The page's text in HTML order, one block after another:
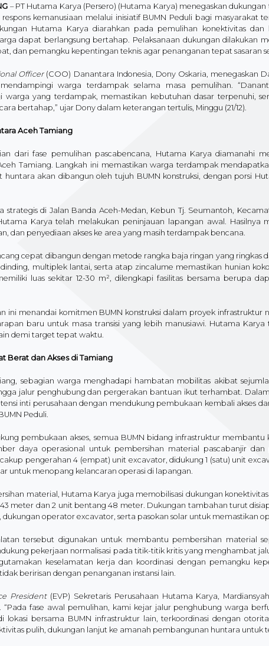
– PT Hutama Karya (Persero) (Hutama Karya) menegaskan
kemanusiaan melalui inisiatif BUMN Peduli bagi masyarakat
Hutama Karya diarahkan pada pemulihan konektivitas
dapat berlangsung bertahap. Pelaksanaan dukungan dilakukan
dan pemangku kepentingan teknis agar penanganan tepat sasaran
Officer(COO) Danantara Indonesia, Dony Oskaria, menegaskan
warga terdampak selama masa pemulihan.
warga yang terdampak, memastikan kebutuhan dasar terpenuhi,
bertahap,” ujar Dony dalam keterangan tertulis, Minggu (21/12).​
Aceh Tamiang
dari fase pemulihan pascabencana, Hutama Karya diamanahi
Tamiang. Langkah ini memastikan warga terdampak
huntara akan dibangun oleh tujuh BUMN konstruksi, dengan porsi
strategis di Jalan Banda Aceh-Medan, Kebun Tj. Seumantoh,
Karya telah melakukan peninjauan lapangan awal. Hasilnya
dan penyediaan akses ke area yang masih terdampak bencana.
cepat dibangun dengan metode rangka baja ringan yang ringkas
multiplek lantai, serta atap zincalume memastikan hunian
luas sekitar 12-30 m², dilengkapi fasilitas bersama berupa
ini menandai komitmen BUMN konstruksi dalam proyek infrastruktur
baru untuk masa transisi yang lebih manusiawi. Hutama
demi target tepat waktu.
Berat dan Akses di Tamiang
sebagian warga menghadapi hambatan mobilitas akibat
jalur penghubung dan pergerakan bantuan ikut terhambat.
inti perusahaan dengan mendukung pembukaan kembali akses
Peduli.​
pembukaan akses, semua BUMN bidang infrastruktur
daya operasional untuk pembersihan material pascabanjir
pengerahan 4 (empat) unit excavator, didukung 1 (satu) unit
untuk menopang kelancaran operasi di lapangan.​
material, Hutama Karya juga memobilisasi dukungan
meter dan 2 unit bentang 48 meter. Dukungan tambahan turut
dukungan operator excavator, serta pasokan solar untuk memastikan
tersebut digunakan untuk membantu pembersihan material
pekerjaan normalisasi pada titik-titik kritis yang menghambat
keselamatan kerja dan koordinasi dengan pemangku
beririsan dengan penanganan instansi lain.​
President(EVP) Sekretaris Perusahaan Hutama Karya,
“Pada fase awal pemulihan, kami kejar jalur penghubung warga
lokasi bersama BUMN infrastruktur lain, terkoordinasi dengan
pulih, dukungan lanjut ke amanah pembangunan huntara untuk